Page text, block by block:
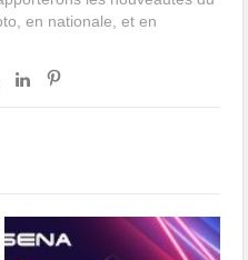
en nationale, et en